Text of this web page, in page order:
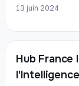
13 juin 2024
Hub France